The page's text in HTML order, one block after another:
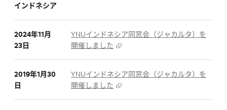
インドネシア
2024年11月
23日
YNUインドネシア同窓会（ジャカルタ）を
開催しました
2019年1月30
日
YNUインドネシア同窓会（ジャカルタ）を
開催しました